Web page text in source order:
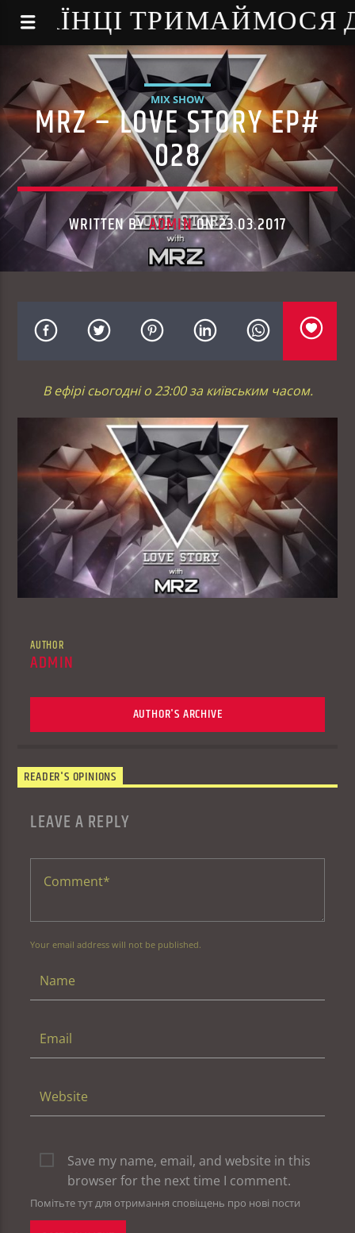
- УКРАЇНЦІ
MIX SHOW
MRZ – LOVE STORY EP#
028
WRITTEN BYADMINON 23.03.2017
В ефірі сьогодні о 23:00 за київським часом.
AUTHOR
ADMIN
AUTHOR'S ARCHIVE
READER'S OPINIONS
LEAVE A REPLY
Your email address will not be published.
Save my name, email, and website in this
browser for the next time I comment.
Помітьте тут для отримання сповіщень про нові пости